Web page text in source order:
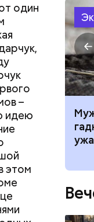
один
–
идею
этом
и
него